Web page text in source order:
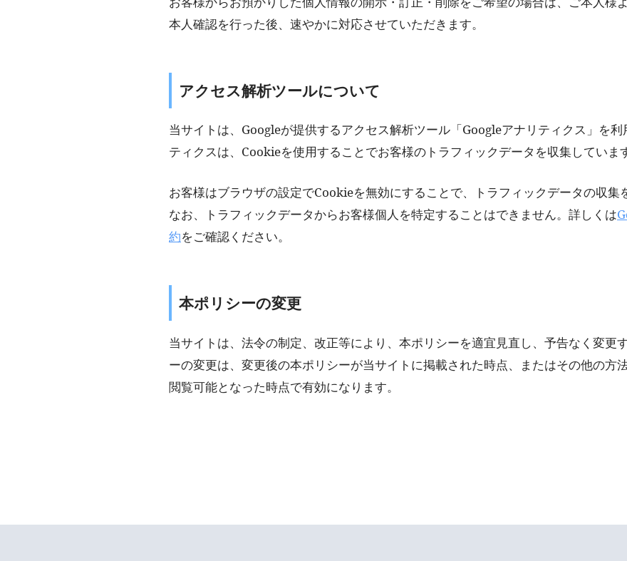
本人確認を行った後、速やかに対応させていただきます。
アクセス解析ツールについて
当サイトは、Googleが提供するアクセス解析ツール「Googleアナリティクス」を
ティクスは、Cookieを使用することでお客様のトラフィックデータを収集していま
お客様はブラウザの設定でCookieを無効にすることで、トラフィックデータの収集
なお、トラフィックデータからお客様個人を特定することはできません。詳しくは
約をご確認ください。
本ポリシーの変更
当サイトは、法令の制定、改正等により、本ポリシーを適宜見直し、予告なく変更
ーの変更は、変更後の本ポリシーが当サイトに掲載された時点、またはその他の方
閲覧可能となった時点で有効になります。